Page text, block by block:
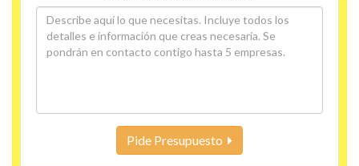
Pide Presupuesto